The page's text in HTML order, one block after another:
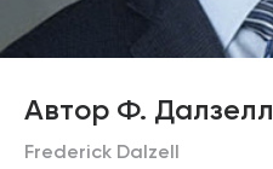
Автор Ф. Далзелл
Frederick Dalzell